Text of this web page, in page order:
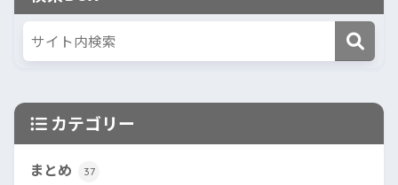
カテゴリー
まとめ 37